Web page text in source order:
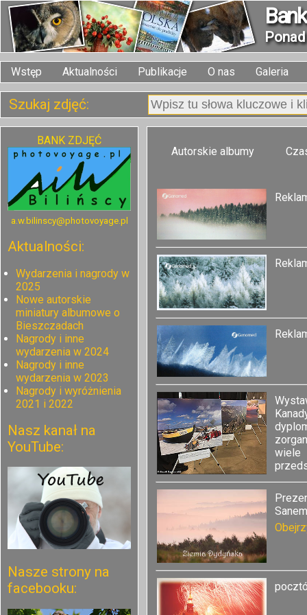
Wstęp Aktualności Publikacje O nas Galeria
Szukaj zdjęć:
BANK ZDJĘĆ
a.w.bilinscy@photovoyage.pl
Aktualności:
Wydarzenia i nagrody w
2025
Nowe autorskie
miniatury albumowe o
Bieszczadach
Nagrody i inne
wydarzenia w 2024
Nagrody i inne
wydarzenia w 2023
Nagrody i wyróżnienia
2021 i 2022
Nasz kanał na
YouTube:
Nasze strony na
facebooku:
Autorskie albumy